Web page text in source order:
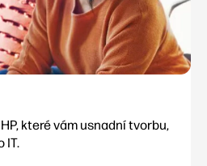
které vám usnadní tvorbu,
IT.